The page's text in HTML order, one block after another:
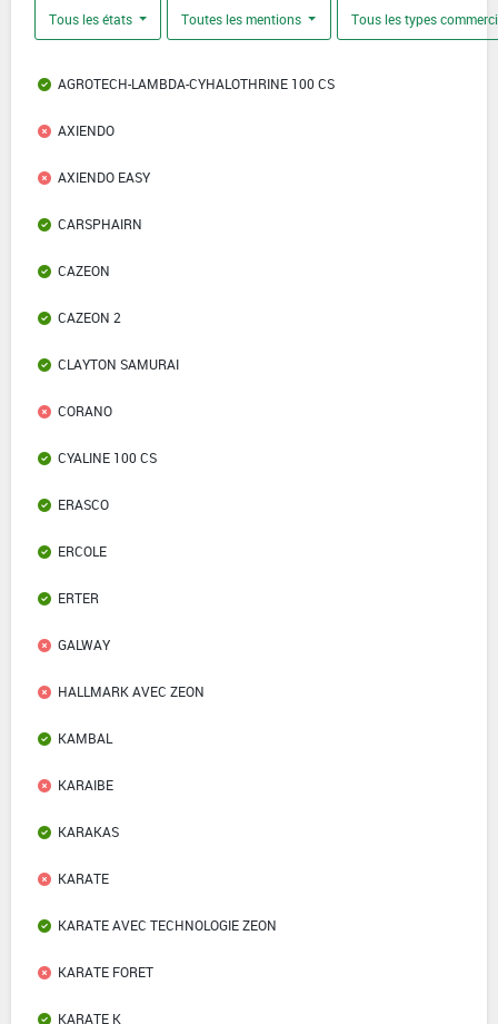
Tous les états Toutes les mentions Tous les types
AGROTECH-LAMBDA-CYHALOTHRINE 100 CS
AXIENDO
AXIENDO EASY
CARSPHAIRN
CAZEON
CAZEON 2
CLAYTON SAMURAI
CORANO
CYALINE 100 CS
ERASCO
ERCOLE
ERTER
GALWAY
HALLMARK AVEC ZEON
KAMBAL
KARAIBE
KARAKAS
KARATE
KARATE AVEC TECHNOLOGIE ZEON
KARATE FORET
KARATE K